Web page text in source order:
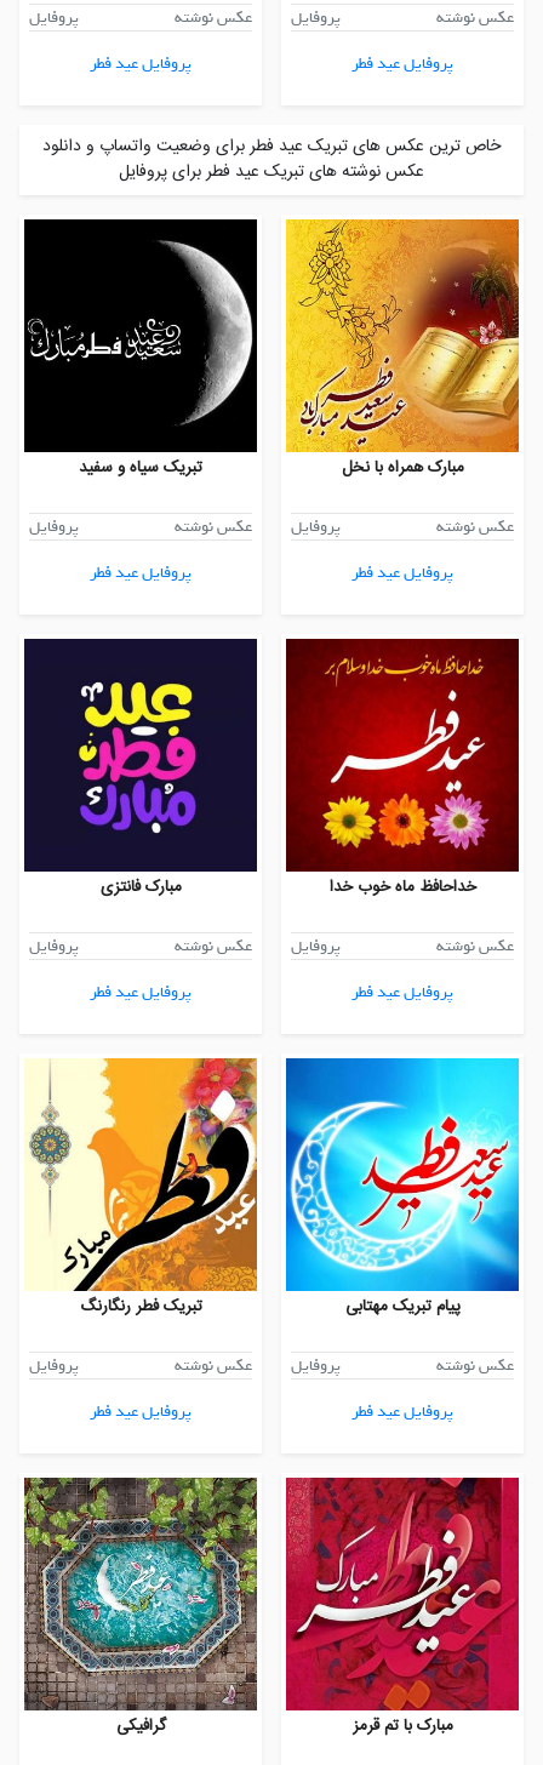
عکس نوشته
پروفایل
پروفایل عید فطر
عکس نوشته
پروفایل
پروفایل عید فطر
خاص ترین عکس های تبریک عید فطر برای وضعیت واتساپ و دانلود
عکس نوشته های تبریک عید فطر برای پروفایل
مبارک همراه با نخل
عکس نوشته
پروفایل
پروفایل عید فطر
تبریک سیاه و سفید
عکس نوشته
پروفایل
پروفایل عید فطر
خداحافظ ماه خوب خدا
عکس نوشته
پروفایل
پروفایل عید فطر
مبارک فانتزی
عکس نوشته
پروفایل
پروفایل عید فطر
پیام تبریک مهتابی
عکس نوشته
پروفایل
پروفایل عید فطر
تبریک فطر رنگارنگ
عکس نوشته
پروفایل
پروفایل عید فطر
مبارک با تم قرمز گرافیکی